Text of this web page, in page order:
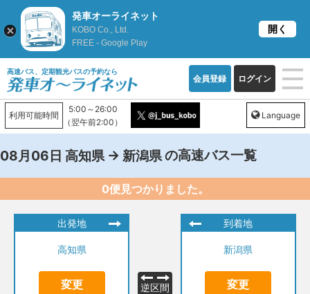
高速バス、定期観光バスの予約なら
会員登録 ログイン
利用可能時間
5:00～26:00
（翌午前2:00）
Language
08月06日 高知県 → 新潟県の高速バス一覧
0便見つかりました。
出発地
高知県
変更 逆区間
到着地
新潟県
変更
発車オーライネット
KOBO Co., Ltd.
FREE - Google Play
開く